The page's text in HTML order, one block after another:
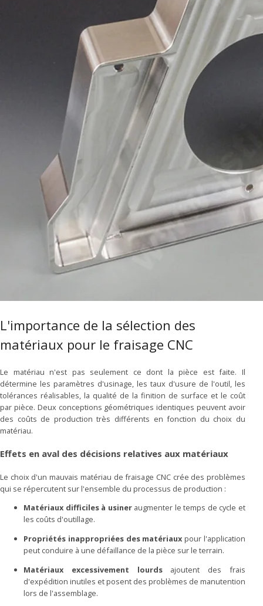
L'importance de la sélection des
matériaux pour le fraisage CNC
Le matériau n'est pas seulement ce dont la pièce est faite. Il
détermine les paramètres d'usinage, les taux d'usure de l'outil, les
tolérances réalisables, la qualité de la finition de surface et le coût
par pièce. Deux conceptions géométriques identiques peuvent avoir
des coûts de production très différents en fonction du choix du
matériau.
Effets en aval des décisions relatives aux matériaux
Le choix d'un mauvais matériau de fraisage CNC crée des problèmes
qui se répercutent sur l'ensemble du processus de production :
Matériaux difficiles à usineraugmenter le temps de cycle et
les coûts d'outillage.
Propriétés inappropriées des matériaux pour l'application
peut conduire à une défaillance de la pièce sur le terrain.
Matériaux excessivement lourdsajoutent des frais
d'expédition inutiles et posent des problèmes de manutention
lors de l'assemblage.